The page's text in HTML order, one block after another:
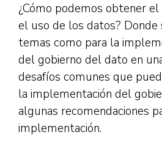
¿Cómo podemos obtener
el uso de los datos? Donde
temas como para la
del gobierno del dato en
desafíos comunes que
la implementación del
algunas recomendaciones
implementación.